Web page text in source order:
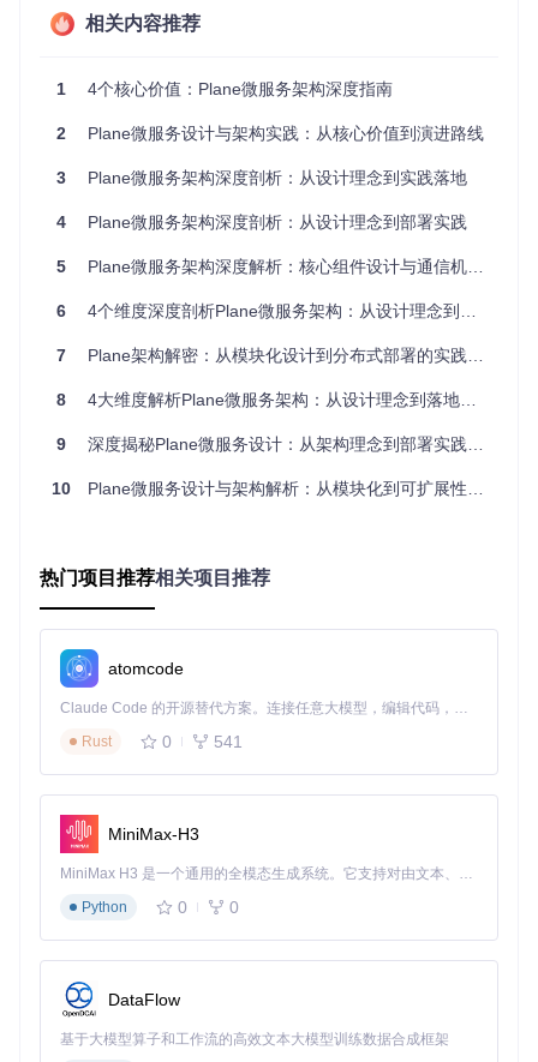
演进式架构设计策略
中，Plane采用单体Django应用架构，随着用户规模增长和功
这种渐进式拆分避免了"大爆炸"式重构带来的风险，确保了系
实现异步任务处理，2023年拆分实时协作服务，2024年引入
图1：Plane架构演进历程示意图，展示从单体到微服务的渐进
特的技术选型和架构特点。深入理解这些服务的设计思路，有
min后台提供了便捷的管理界面，而DRF则提供了强大的API构
建工具。核心实现文件plane/api/urls/
构，采用模块化设计将不同业务领域的API进行分组，如认证A
PI、项目管理API、用户管理API等。
API服务的架构演进经历了三个阶段：初始阶段采用单一应用
架构，所有API端点集中管理；第二阶段按业务领域拆分视图
和序列化器；第三阶段引入服务发现机制，为后续跨服务调用
奠定基础。当前架构中，API服务通过中间件实现认证授权、
实时协作服务：低延迟数据同步的技术实现
基于Hocuspocus框架构建，采用WebSocket协议实现双向通
信。核心代码位于 apps/live/src/server.ts
const server =
new Database(), // 数据持久化扩展
相关内容推荐
1 4个核心价值：Plane微服务架构深度指南
2 Plane微服务设计与架构实践：从核心价值到演进路线
3 Plane微服务架构深度剖析：从设计理念到实践落地
4 Plane微服务架构深度剖析：从设计理念到部署实践
5 Plane微服务架构深度解析：核心组件设计与通信机制实现
6 4个维度深度剖析Plane微服务架构：从设计理念到实践落地
7 Plane架构解密：从模块化设计到分布式部署的实践之路
8 4大维度解析Plane微服务架构：从设计理念到落地实践
9 深度揭秘Plane微服务设计：从架构理念到部署实践的全方位解析
10 Plane微服务设计与架构解析：从模块化到可扩展性的实践指南
热门项目推荐相关项目推荐
atomcode
Claude Code 的开源替代方案。连接任意大模型，编辑代码，运行命令，自动验证 — 全自动执行。用 Rust 构建，极致性能。 ｜ An open-source alternative to Claude Code. Connect any LLM, edit code, run commands, and verify changes — autonomously. Built in Rust for speed. Get Started
Rust
0 541
MiniMax-H3
MiniMax H3 是一个通用的全模态生成系统。它支持对由文本、图像、视频和音频组成的多模态上下文进行统一理解，并能生成分辨率高达 2K、时长可达 15 秒的带原生立体声音频的视频。得益于面向任务泛化的系统设计，H3 在预训练阶段就已具备广泛的多模态上下文理解与生成能力，能够出色地执行复杂的多模态指令。
Python
0 0
DataFlow
基于大模型算子和工作流的高效文本大模型训练数据合成框架